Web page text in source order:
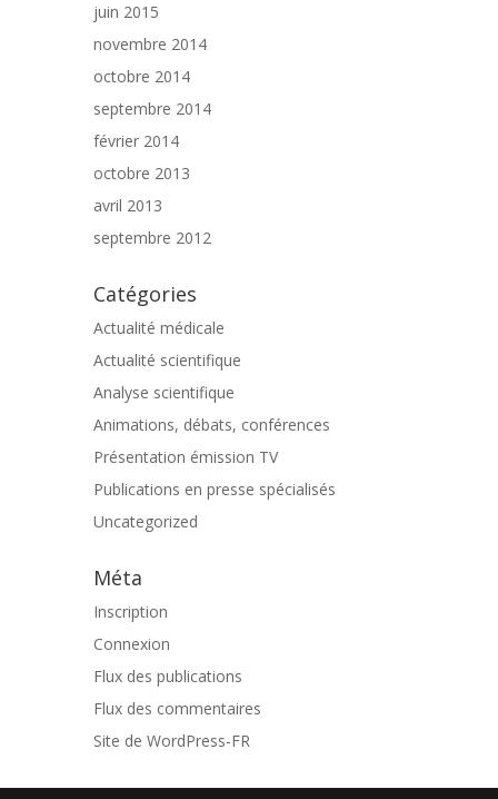
juin 2015
novembre 2014
octobre 2014
septembre 2014
février 2014
octobre 2013
avril 2013
septembre 2012
Catégories
Actualité médicale
Actualité scientifique
Analyse scientifique
Animations, débats, conférences
Présentation émission TV
Publications en presse spécialisés
Uncategorized
Méta
Inscription
Connexion
Flux des publications
Flux des commentaires
Site de WordPress-FR